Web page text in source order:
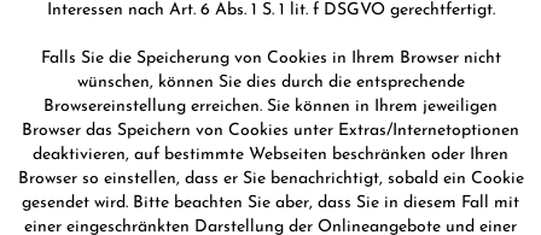
Interessen nach Art. 6 Abs. 1 S. 1 lit. f DSGVO gerechtfertigt.
Falls Sie die Speicherung von Cookies in Ihrem Browser nicht
wünschen, können Sie dies durch die entsprechende
Browsereinstellung erreichen. Sie können in Ihrem jeweiligen
Browser das Speichern von Cookies unter Extras/Internetoptionen
deaktivieren, auf bestimmte Webseiten beschränken oder Ihren
Browser so einstellen, dass er Sie benachrichtigt, sobald ein Cookie
gesendet wird. Bitte beachten Sie aber, dass Sie in diesem Fall mit
einer eingeschränkten Darstellung der Onlineangebote und einer